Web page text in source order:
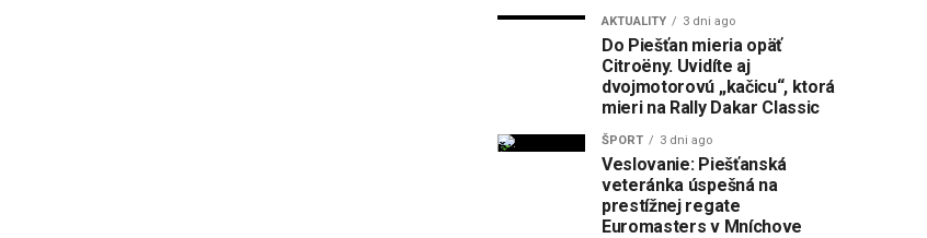
AKTUALITY 3 dni ago
Do Piešťan mieria opäť
Citroëny. Uvidíte aj
dvojmotorovú „kačicu“, ktorá
mieri na Rally Dakar Classic
ŠPORT 3 dni ago
Veslovanie: Piešťanská
veteránka úspešná na
prestížnej regate
Euromasters v Mníchove